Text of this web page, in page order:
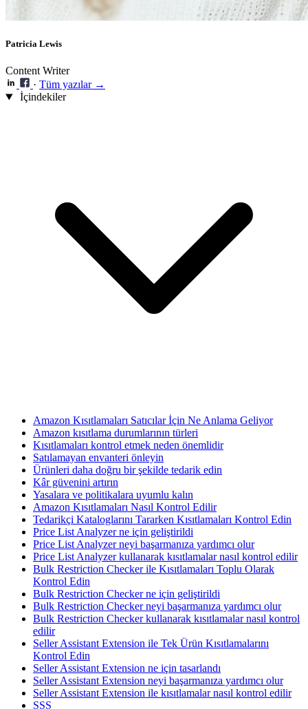
Patricia Lewis
Content Writer
· Tüm yazılar →
İçindekiler
Amazon Kısıtlamaları Satıcılar İçin Ne Anlama Geliyor
Amazon kısıtlama durumlarının türleri
Kısıtlamaları kontrol etmek neden önemlidir
Satılamayan envanteri önleyin
Ürünleri daha doğru bir şekilde tedarik edin
Kâr güvenini artırın
Yasalara ve politikalara uyumlu kalın
Amazon Kısıtlamaları Nasıl Kontrol Edilir
Tedarikçi Kataloglarını Tararken Kısıtlamaları Kontrol Edin
Price List Analyzer ne için geliştirildi
Price List Analyzer neyi başarmanıza yardımcı olur
Price List Analyzer kullanarak kısıtlamalar nasıl kontrol edilir
Bulk Restriction Checker ile Kısıtlamaları Toplu Olarak
Kontrol Edin
Bulk Restriction Checker ne için geliştirildi
Bulk Restriction Checker neyi başarmanıza yardımcı olur
Bulk Restriction Checker kullanarak kısıtlamalar nasıl kontrol
edilir
Seller Assistant Extension ile Tek Ürün Kısıtlamalarını
Kontrol Edin
Seller Assistant Extension ne için tasarlandı
Seller Assistant Extension neyi başarmanıza yardımcı olur
Seller Assistant Extension ile kısıtlamalar nasıl kontrol edilir
SSS